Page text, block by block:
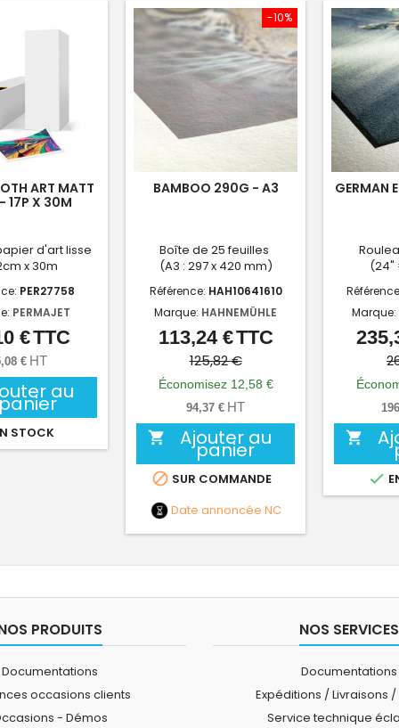
ART MATT
17P X 30M
d'art lisse
x 30m
PER27758
PERMAJET
Prix
€TTC
€ HT
au
STOCK
-10%
BAMBOO 290G - A3
Boîte de 25 feuilles
(A3 : 297 x 420 mm)
Référence: HAH10641610
Marque: HAHNEMÜHLE
Prix
Prix
de
base
113,24 €TTC
125,82 €
Économisez 12,58 €
94,37 € HT
 Ajouter au
panier
 SUR COMMANDE
Date annoncée NC
GERMAN
(24"
Marque:


PRODUITS
Documentations
occasions clients
- Démos
NOS SERVICES
Documentations
Expéditions / Livraisons
Service technique